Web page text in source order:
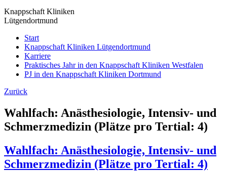
Knappschaft Kliniken
Lütgendortmund
Start
Knappschaft Kliniken Lütgendortmund
Karriere
Praktisches Jahr in den Knappschaft Kliniken Westfalen
PJ in den Knappschaft Kliniken Dortmund
Zurück
Wahlfach: Anästhesiologie, Intensiv- und
Schmerzmedizin (Plätze pro Tertial: 4)
Wahlfach: Anästhesiologie, Intensiv- und
Schmerzmedizin (Plätze pro Tertial: 4)